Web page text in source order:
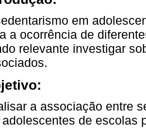
em
a ocorrência de
relevante investigar
a associação entre
adolescentes de escolas